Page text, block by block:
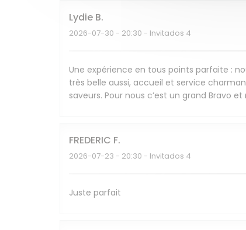
Lydie B
2026-07-30 - 20:30 - Invitados 4
Une expérience en tous points parfaite :
très belle aussi, accueil et service
saveurs. Pour nous c’est un grand Bravo et
FREDERIC F
2026-07-23 - 20:30 - Invitados 4
Juste parfait